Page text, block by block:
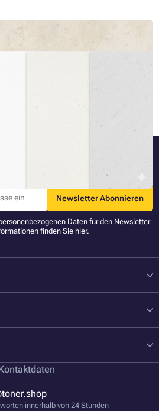
Teil 1: Scharf auf Nutzung
Tag auf der Tagesordnung steht,
nicht nur eine einzige Art von Papier gibt.
die sich durch verschiedene
unterscheiden, für welche Arten von
In den zwei Teilen dieses Artikels werden
häufigsten und auch die weniger
die Sie für das Drucken verwenden
und Aktionen direkt per E-Mail.
Newsletter Abonnieren
Daten für den Newsletter
finden Sie hier.
innerhalb von 24 Stunden